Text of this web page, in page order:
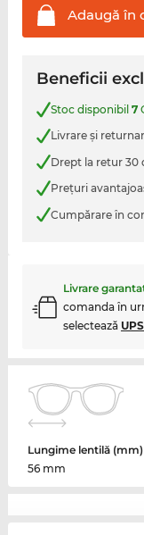
Adaugă în
Beneficii
Stoc disponibil 7
Livrare şi
Drept la retur 30
Preţuri
Cumpărare în
Livrare
comanda în
selectează
Lungime lentilă (mm)
56 mm